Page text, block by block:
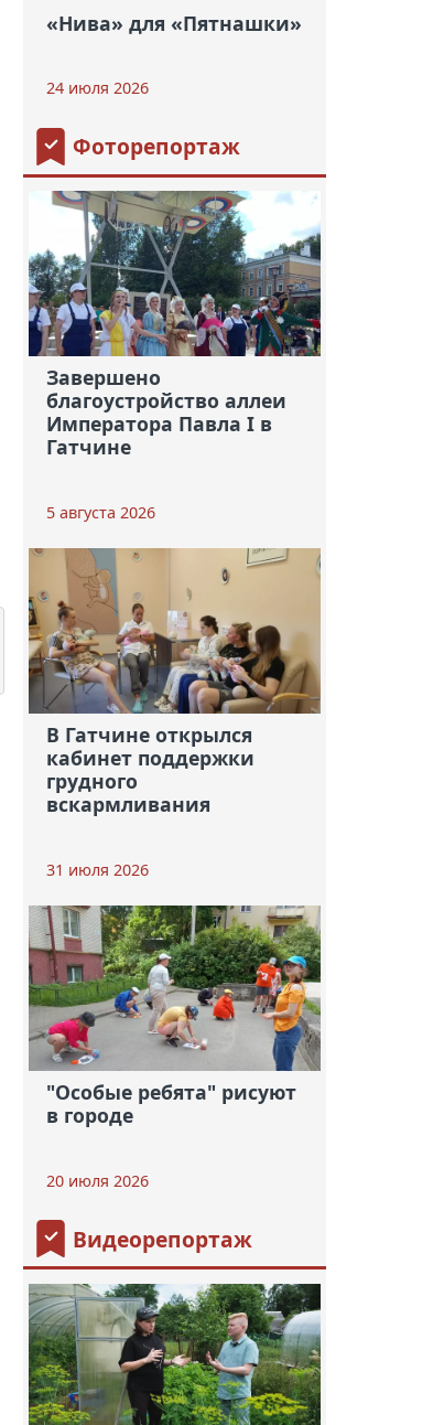
«Нива» для «Пятнашки»
24 июля 2026
Фоторепортаж
Завершено
благоустройство аллеи
Императора Павла I в
Гатчине
5 августа 2026
В Гатчине открылся
кабинет поддержки
грудного
вскармливания
31 июля 2026
"Особые ребята" рисуют
в городе
20 июля 2026
Видеорепортаж